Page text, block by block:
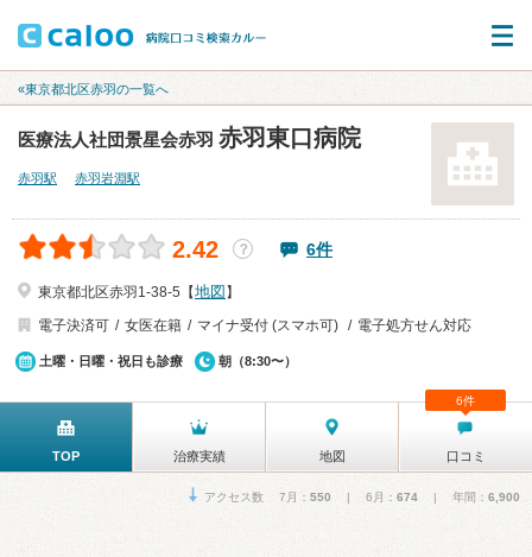
«東京都北区赤羽の一覧へ
医療法人社団景星会赤羽 赤羽東口病院
赤羽駅 赤羽岩淵駅
2.42 ？ 6件
東京都北区赤羽1-38-5【地図 】
電子決済可
女医在籍 マイナ受付 (スマホ可) 電子処方せん対応
土曜・日曜・祝日も診療 朝（8:30〜）
TOP 治療実績 地図 口コミ
6件
アクセス数 7月： 550 | 6月： 674 | 年間： 6,900